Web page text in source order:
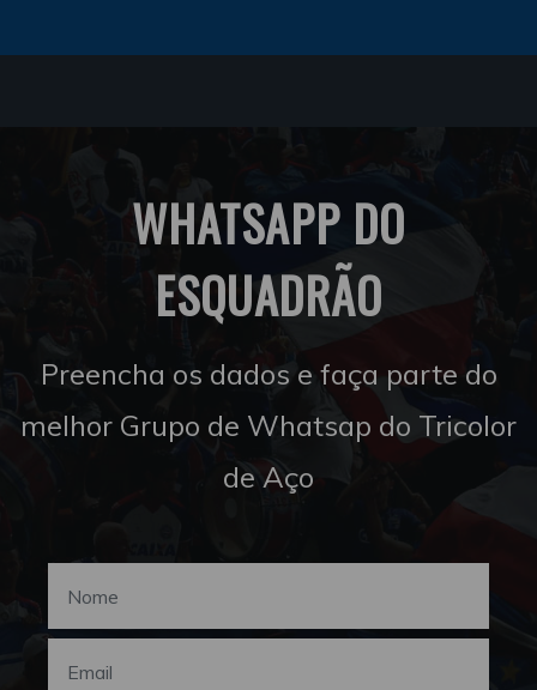
WHATSAPP DO
ESQUADRÃO
Preencha os dados e faça parte do
melhor Grupo de Whatsap do Tricolor
de Aço